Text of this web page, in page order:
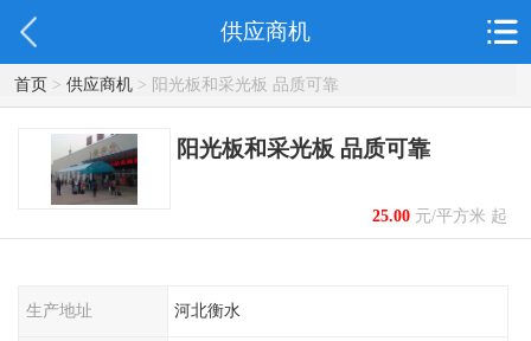
供应商机
首页> 供应商机> 阳光板和采光板 品质可靠
阳光板和采光板 品质可靠
25.00元/平方米 起
生产地址 河北衡水